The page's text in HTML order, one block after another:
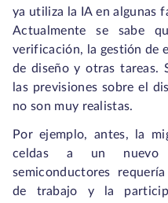
ya utiliza la IA en algunas
Actualmente se sabe
verificación, la gestión de
de diseño y otras tareas.
las previsiones sobre el
no son muy realistas.
Por ejemplo, antes, la
celdas a un nuevo
semiconductores
de trabajo y la